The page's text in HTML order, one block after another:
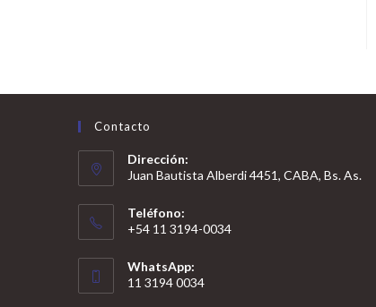
Contacto
Dirección:
Juan Bautista Alberdi 4451, CABA, Bs. As.
Teléfono:
+54 11 3194-0034
WhatsApp:
11 3194 0034